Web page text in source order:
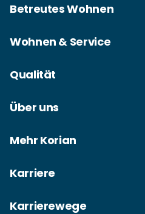
Betreutes Wohnen
Wohnen & Service
Qualität
Über uns
Mehr Korian
Karriere
Karrierewege